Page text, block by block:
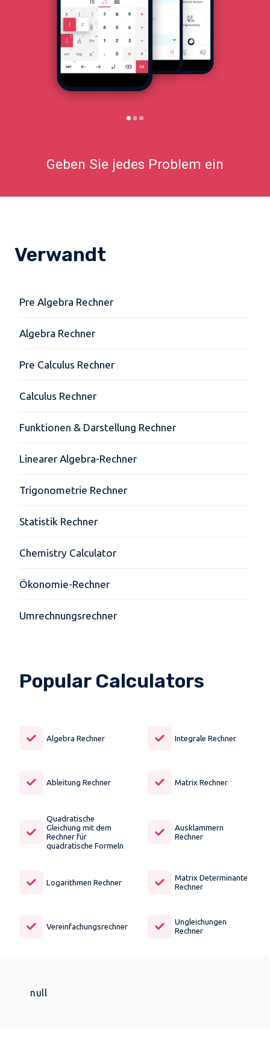
Geben Sie jedes Problem ein
Verwandt
Pre Algebra Rechner
Algebra Rechner
Pre Calculus Rechner
Calculus Rechner
Funktionen & Darstellung Rechner
Linearer Algebra-Rechner
Trigonometrie Rechner
Statistik Rechner
Chemistry Calculator
Ökonomie-Rechner
Umrechnungsrechner
Popular Calculators
Algebra Rechner Integrale Rechner
Ableitung Rechner Matrix Rechner
Quadratische
Gleichung mit dem
Rechner für
quadratische Formeln
Ausklammern
Rechner
Logarithmen Rechner
Matrix Determinante
Rechner
Vereinfachungsrechner
Ungleichungen
Rechner
null